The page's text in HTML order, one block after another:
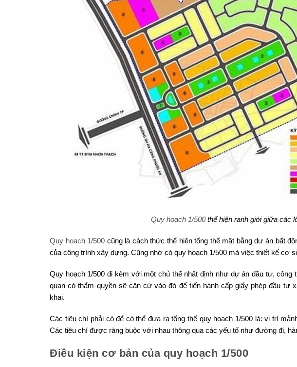
Quy hoạch 1/500thể hiện ranh giới giữa các
Quy hoạch 1/500 cũng là cách thức thể hiện tổng thể mặt bằng dự án bất
của công trình xây dựng. Cũng nhờ có quy hoạch 1/500 mà việc thiết kế cơ
Quy hoạch 1/500 đi kèm với một chủ thể nhất định như dự án đầu tư,
quan có thẩm quyền sẽ căn cứ vào đó để tiến hành cấp giấy phép đầu
khai.
Các tiêu chí phải có để có thể đưa ra tổng thể quy hoạch 1/500 là: vị trí
Các tiêu chí được ràng buộc với nhau thông qua các yếu tố như đường đi,
Điều kiện cơ bản của quy hoạch 1/500